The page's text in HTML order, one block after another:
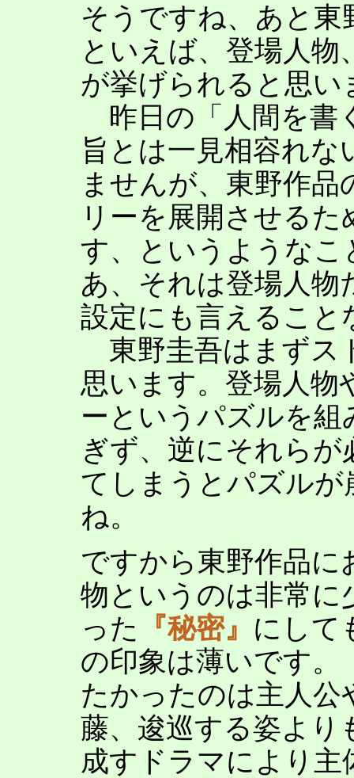
そうですね、あと東
といえば、登場人
が挙げられると思い
昨日の「人間を書
旨とは一見相容れ
ませんが、東野作
リーを展開させる
す、というような
あ、それは登場人物
設定にも言えること
東野圭吾はまずス
思います。登場人物
ーというパズルを
ぎず、逆にそれら
てしまうとパズル
ね。
ですから東野作品に
物というのは非常に
った
『秘密』 にして
の印象は薄いです。
たかったのは主人
藤、逡巡する姿より
成すドラマにより